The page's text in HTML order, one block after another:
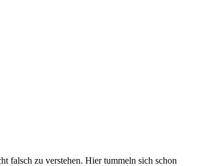
falsch zu verstehen. Hier tummeln sich schon